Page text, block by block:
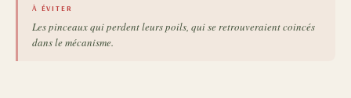
À ÉVITER
Les pinceaux qui perdent leurs poils, qui se retrouveraient coincés
dans le mécanisme.